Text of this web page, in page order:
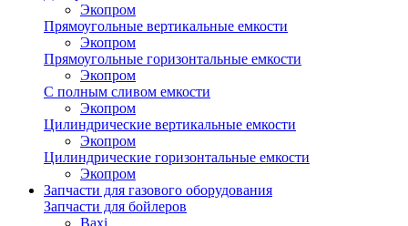
Экопром
Прямоугольные вертикальные емкости
Экопром
Прямоугольные горизонтальные емкости
Экопром
С полным сливом емкости
Экопром
Цилиндрические вертикальные емкости
Экопром
Цилиндрические горизонтальные емкости
Экопром
Запчасти для газового оборудования
Запчасти для бойлеров
Baxi